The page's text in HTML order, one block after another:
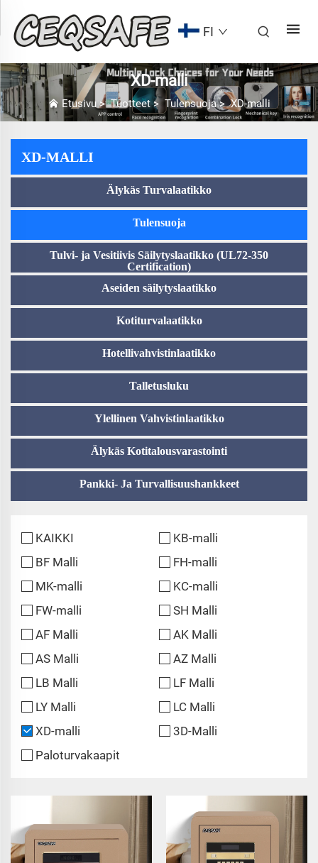
FI
XD-malli
Etusivu>Tuotteet>Tulensuoja>XD-malli
XD-MALLI
Älykäs Turvalaatikko
Tulensuoja
Tulvi- ja Vesitiivis Säilytyslaatikko (UL72-350
Certification)
Aseiden säilytyslaatikko
Kotiturvalaatikko
Hotellivahvistinlaatikko
Talletusluku
Ylellinen Vahvistinlaatikko
Älykäs Kotitalousvarastointi
Pankki- Ja Turvallisuushankkeet
KAIKKI
KB-malli
BF Malli
FH-malli
MK-malli
KC-malli
FW-malli
SH Malli
AF Malli
AK Malli
AS Malli
AZ Malli
LB Malli
LF Malli
LY Malli
LC Malli
XD-malli
3D-Malli
Paloturvakaapit